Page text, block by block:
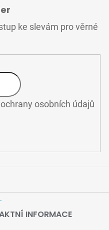
ke slevám pro věrné
osobních údajů
INFORMACE